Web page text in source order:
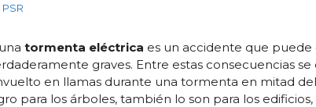
tormenta eléctrica es un accidente que
graves. Entre estas consecuencias
en llamas durante una tormenta en mitad
para los árboles, también lo son para los edificios,